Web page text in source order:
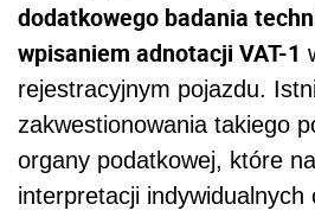
dodatkowego badania
wpisaniem adnotacji VAT-1
rejestracyjnym pojazdu.
zakwestionowania takiego
organy podatkowej, które
interpretacji indywidualnych